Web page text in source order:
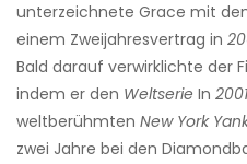
unterzeichnete Grace mit
einem Zweijahresvertrag in
Bald darauf verwirklichte der
indem er den Weltserie In 2001
weltberühmten New York
zwei Jahre bei den